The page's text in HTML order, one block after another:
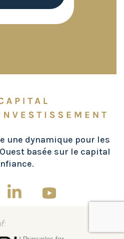
une dynamique pour les
basée sur le capital